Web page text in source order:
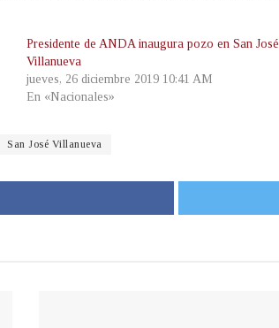
Presidente de ANDA inaugura pozo en San José
Villanueva
jueves, 26 diciembre 2019 10:41 AM
En «Nacionales»
San José Villanueva